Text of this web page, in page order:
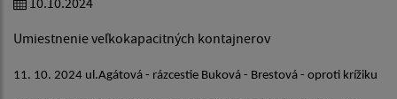
Umiestnenie veľkokapacitných kontajnerov
11. 10. 2024 ul.Agátová - rázcestie Buková - Brestová - oproti krížiku